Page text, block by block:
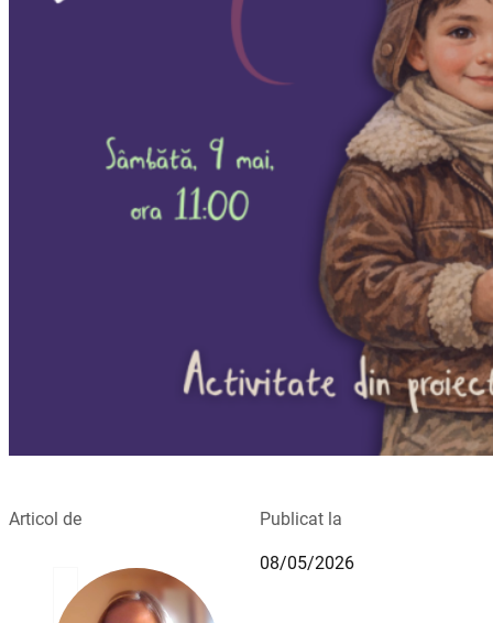
Articol de Publicat la
08/05/2026